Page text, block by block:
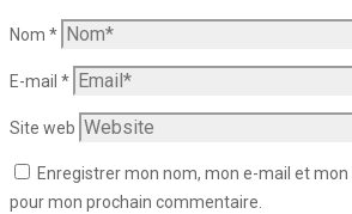
Nom *
E-mail *
Site web
Enregistrer mon nom, mon e-mail et
pour mon prochain commentaire.